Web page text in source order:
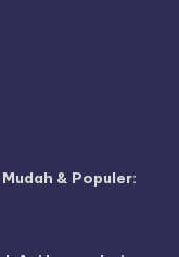
& Populer: